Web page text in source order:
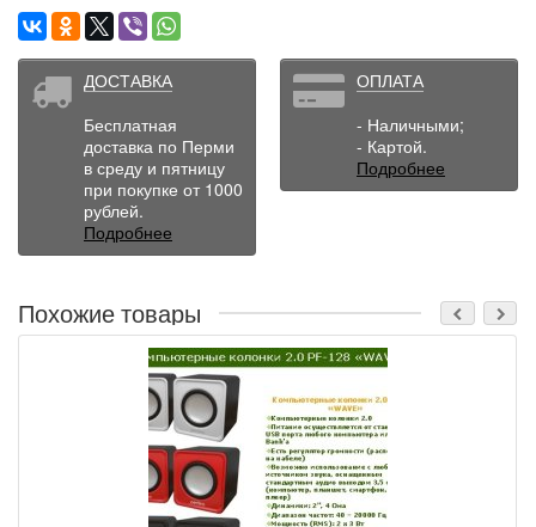
ДОСТАВКА
Бесплатная
доставка по Перми
в среду и пятницу
при покупке от 1000
рублей.
Подробнее
ОПЛАТА
- Наличными;
- Картой.
Подробнее
Похожие товары